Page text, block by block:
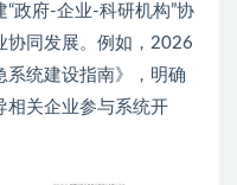
政府-企业-科研机构”协
协同发展。例如，2026
系统建设指南》，明确
相关企业参与系统开